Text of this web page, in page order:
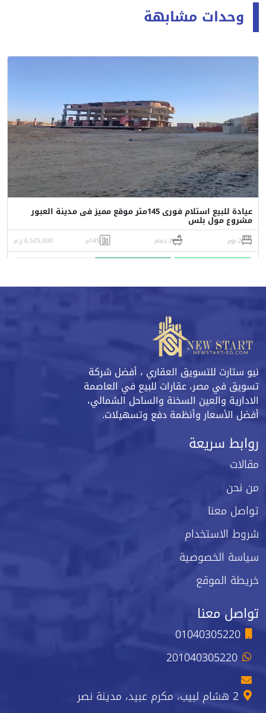
وحدات مشابهة
عيادة للبيع استلام فورى 145متر موقع مميز فى مدينة العبور
مشروع مول بلس
2 نوم 2 حمام 145م 6,525,000 ج.م
نيو ستارت للتسويق العقاري ، أفضل شركة
تسويق في مصر، عقارات للبيع في العاصمة
الادارية والعين السخنة والساحل الشمالي،
أفضل الأسعار وأنظمة دفع وتسهيلات.
روابط سريعة
مقالات
من نحن
تواصل معنا
شروط الاستخدام
سياسة الخصوصية
خريطة الموقع
تواصل معنا
01040305220
201040305220
2 هشام لبيب، مكرم عبيد، مدينة نصر